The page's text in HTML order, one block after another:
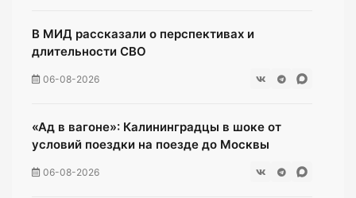
В МИД рассказали о перспективах и
длительности СВО
06-08-2026
«Ад в вагоне»: Калининградцы в шоке от
условий поездки на поезде до Москвы
06-08-2026